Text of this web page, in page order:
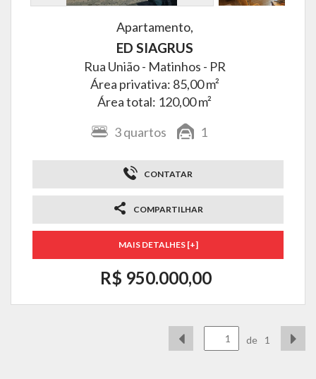
Apartamento,
ED SIAGRUS
Rua União - Matinhos - PR
Área privativa: 85,00 m²
Área total: 120,00 m²
3quartos 1
CONTATAR
COMPARTILHAR
MAIS DETALHES [+]
R$ 950.000,00
de 1